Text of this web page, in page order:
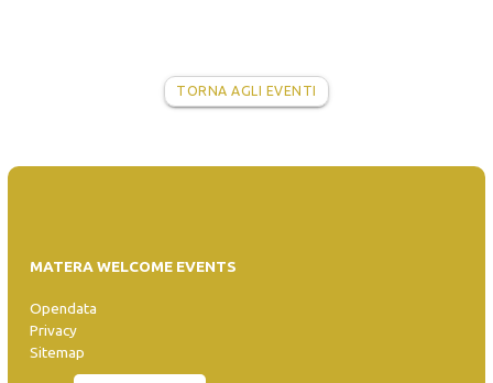
TORNA AGLI EVENTI
MATERA WELCOME EVENTS
Opendata
Privacy
Sitemap